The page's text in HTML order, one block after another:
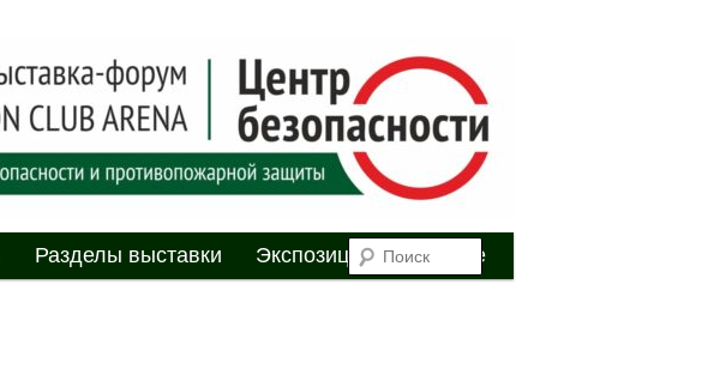
пр. Победителей,
Поиск
Разделы выставки Экспозиция Youtube